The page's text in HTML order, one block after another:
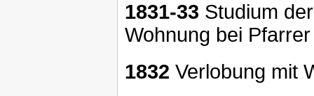
1831-33 Studium
Wohnung bei
1832 Verlobung mit